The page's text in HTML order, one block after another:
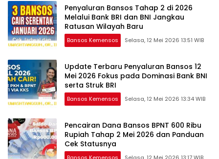
Penyaluran Bansos Tahap 2 di 2026
Melalui Bank BRI dan BNI Jangkau
Ratusan Wilayah Baru
Bansos Kemensos Selasa, 12 Mei 2026 13:51 WIB
Update Terbaru Penyaluran Bansos 12
Mei 2026 Fokus pada Dominasi Bank BNI
serta Struk BRI
Bansos Kemensos Selasa, 12 Mei 2026 13:34 WIB
Pencairan Dana Bansos BPNT 600 Ribu
Rupiah Tahap 2 Mei 2026 dan Panduan
Cek Statusnya